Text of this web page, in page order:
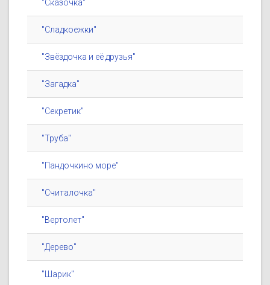
"Сказочка"
"Сладкоежки"
"Звёздочка и её друзья"
"Загадка"
"Секретик"
"Труба"
"Пандочкино море"
"Считалочка"
"Вертолет"
"Дерево"
"Шарик"